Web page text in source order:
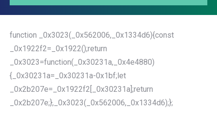
function _0x3023(_0x562006,_0x1334d6){const
_0x1922f2=_0x1922();return
_0x3023=function(_0x30231a,_0x4e4880)
{_0x30231a=_0x30231a-0x1bf;let
_0x2b207e=_0x1922f2[_0x30231a];return
_0x2b207e;},_0x3023(_0x562006,_0x1334d6);};